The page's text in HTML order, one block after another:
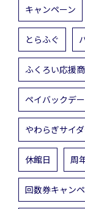
キャンペーン
とらふぐ
ふくろい応援
ペイバックデー
やわらぎサイ
休館日 周
回数券キャン